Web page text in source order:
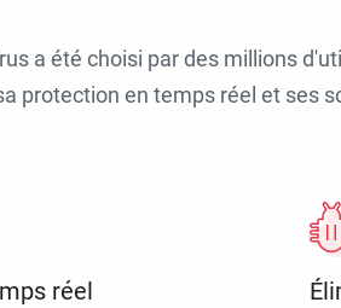
a été choisi par des millions
protection en temps réel et ses
réel